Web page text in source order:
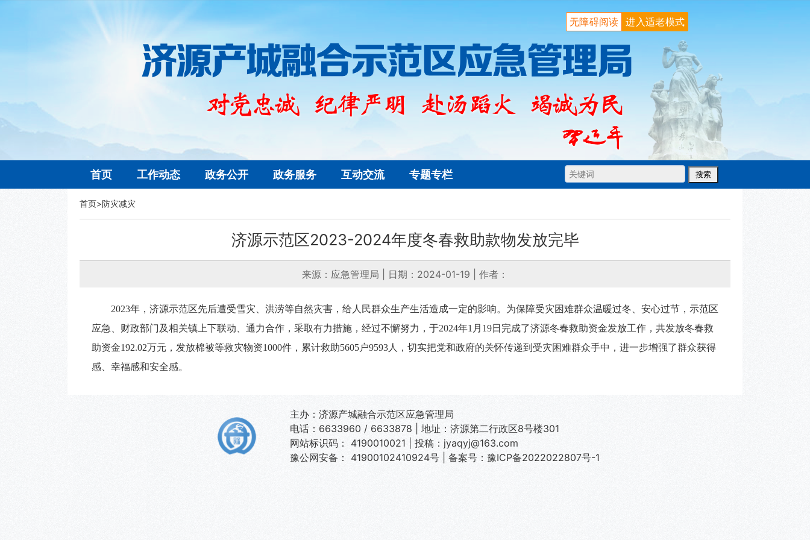
进入适老模式
无障碍阅读
首页 工作动态 政务公开 政务服务 互动交流 专题专栏
首页>防灾减灾
济源示范区2023-2024年度冬春救助款物发放完毕
来源：应急管理局 日期：2024-01-19 作者：
2023年，济源示范区先后遭受雪灾、洪涝等自然灾害，给人民群众生产生活造成一定的影响。为保障受灾困难群众温暖过冬、安心过节，示范区
应急、财政部门及相关镇上下联动、通力合作，采取有力措施，经过不懈努力，于2024年1月19日完成了济源冬春救助资金发放工作，共发放冬春救
助资金192.02万元，发放棉被等救灾物资1000件，累计救助5605户9593人，切实把党和政府的关怀传递到受灾困难群众手中，进一步增强了群众获得
感、幸福感和安全感。
主办：济源产城融合示范区应急管理局
电话：6633960 / 6633878 | 地址：济源第二行政区8号楼301
网站标识码： 4190010021 | 投稿：jyaqyj@163.com
豫公网安备： 41900102410924号| 备案号：豫ICP备2022022807号-1